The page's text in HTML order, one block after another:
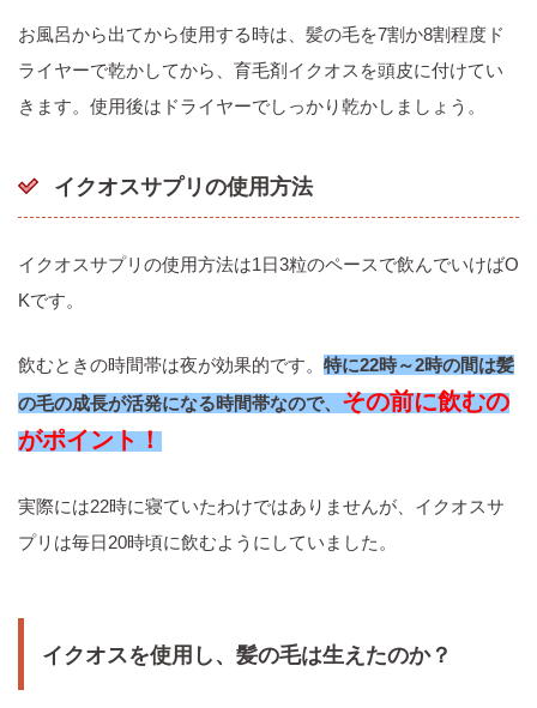
お風呂から出てから使用する時は、髪の毛を7割か8割程度ド
ライヤーで乾かしてから、育毛剤イクオスを頭皮に付けてい
きます。使用後はドライヤーでしっかり乾かしましょう。
イクオスサプリの使用方法
イクオスサプリの使用方法は1日3粒のペースで飲んでいけばO
Kです。
飲むときの時間帯は夜が効果的です。 特に22時～2時の間は髪
の毛の成長が活発になる時間帯なので、 その前に飲むの
がポイント！
実際には22時に寝ていたわけではありませんが、イクオスサ
プリは毎日20時頃に飲むようにしていました。
イクオスを使用し、髪の毛は生えたのか？